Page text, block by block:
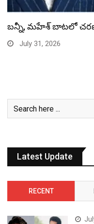
స్పైడర్ మ్యాన్ బాక్సాఫీస్
July 31, 2026
Latest Update
RECENT